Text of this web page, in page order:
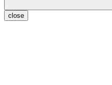
close